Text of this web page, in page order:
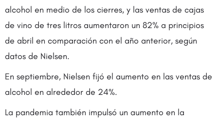
alcohol en medio de los cierres, y las ventas de cajas
de vino de tres litros aumentaron un 82% a principios
de abril en comparación con el año anterior, según
datos de Nielsen.
En septiembre, Nielsen fijó el aumento en las ventas de
alcohol en alrededor de 24%.
La pandemia también impulsó un aumento en la